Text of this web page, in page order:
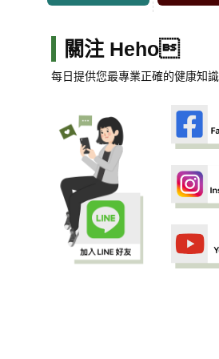
關注 Heho
每日提供您最專業正確的健康知識